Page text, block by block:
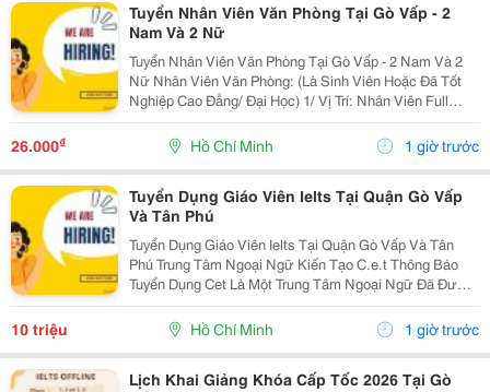
Tuyển Nhân Viên Văn Phòng Tại Gò Vấp - 2
Nam Và 2 Nữ
Tuyển Nhân Viên Văn Phòng Tại Gò Vấp - 2 Nam Và 2
Nữ Nhân Viên Văn Phòng: (Là Sinh Viên Hoặc Đã Tốt
Nghiệp Cao Đẳng/ Đại Học) 1/ Vị Trí: Nhân Viên Full
Time (2 Nam 2 Nữ) Ca Làm: 13:00 Đến 21:00 (1 Tháng
Được Nghỉ Phép 1 Ngày, Và Hưởng Các Ngày...
26.000₫ Hồ Chí Minh 1 giờ trước
Tuyển Dụng Giáo Viên Ielts Tại Quận Gò Vấp
Và Tân Phú
Tuyển Dụng Giáo Viên Ielts Tại Quận Gò Vấp Và Tân
Phú Trung Tâm Ngoại Ngữ Kiến Tạo C.e.t Thông Báo
Tuyển Dụng Cet Là Một Trung Tâm Ngoại Ngữ Đã Được
Thành Lập 16 Năm Chuyên Về Chương Trình Anh Văn
Học Thuật Ielts &Ndash; Toefl Ibt. Trung Tâm...
10 triệu Hồ Chí Minh 1 giờ trước
Lịch Khai Giảng Khóa Cấp Tốc 2026 Tại Gò